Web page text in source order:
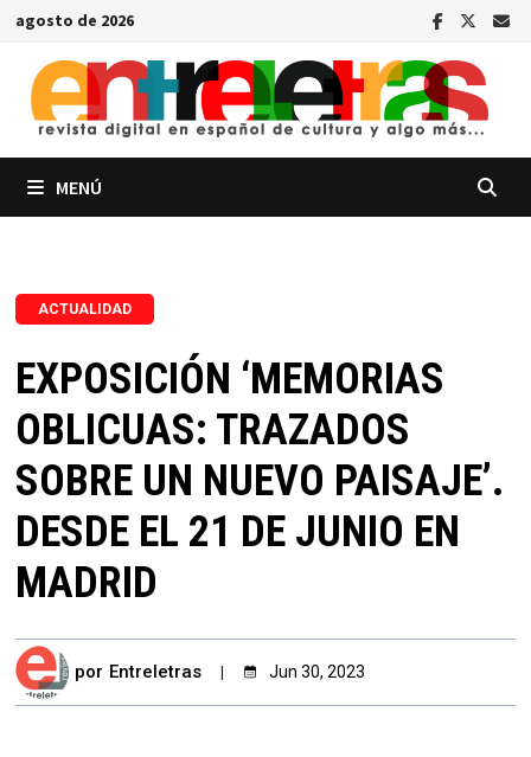
Saltar
contenido
agosto de 2026
MENÚ
ACTUALIDAD
EXPOSICIÓN ‘MEMORIAS
OBLICUAS: TRAZADOS
SOBRE UN NUEVO PAISAJE’.
DESDE EL 21 DE JUNIO EN
MADRID
por Entreletras Jun 30, 2023